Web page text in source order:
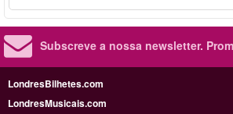
Subscreve a nossa newsletter.
LondresBilhetes.com
LondresMusicais.com